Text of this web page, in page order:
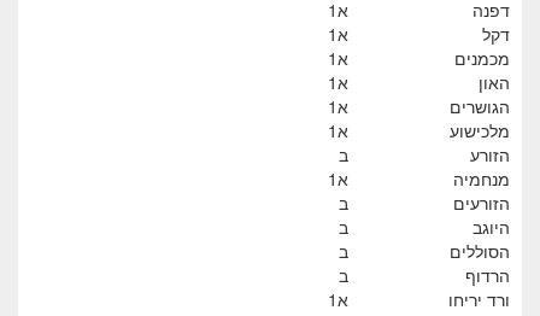
דפנה
א1
דקל
א1
מכמנים
א1
האון
א1
הגושרים
א1
מלכישוע
א1
הזורע
ב
מנחמיה
א1
הזורעים
ב
היוגב
ב
הסוללים
ב
הרדוף
ב
ורד יריחו
א1